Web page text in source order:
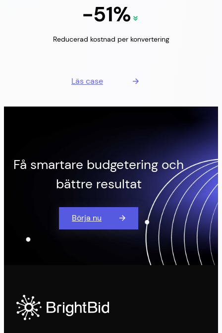
-51%
Reducerad kostnad per konvertering
Läs case
Få smartare budgetering och
bättre resultat
Börja nu